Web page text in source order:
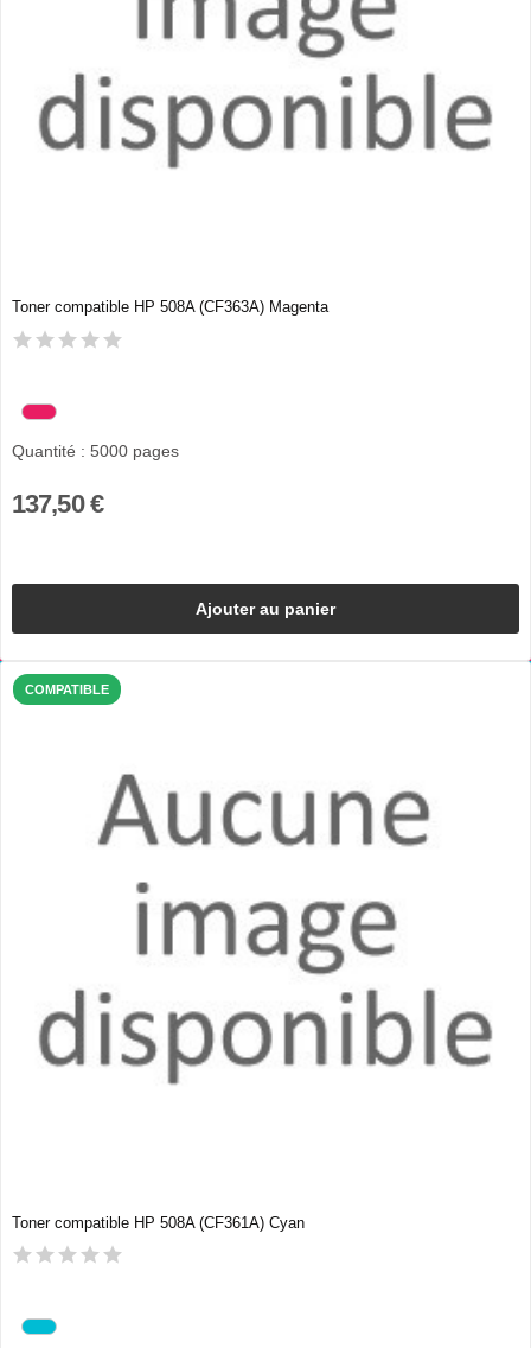
Toner compatible HP 508A (CF363A) Magenta
Quantité : 5000 pages
137,50 €
Ajouter au panier
COMPATIBLE
Toner compatible HP 508A (CF361A) Cyan